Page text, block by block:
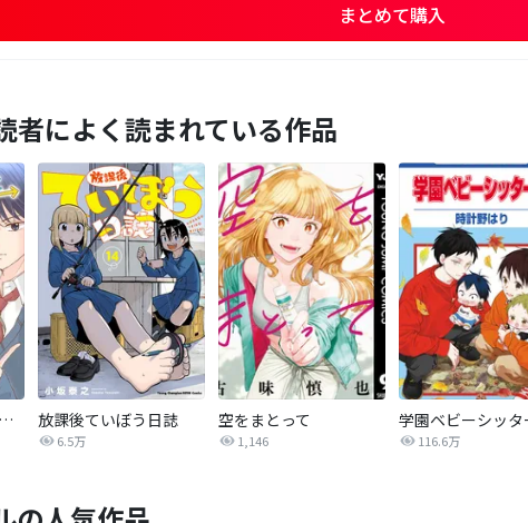
まとめて購入
者によく読まれている作品
恋はすぐお隣に【タテヨミ】 放課後ていぼう日誌
6.5万
空をまとって
1,146
学園ベビーシッタ
116.6万